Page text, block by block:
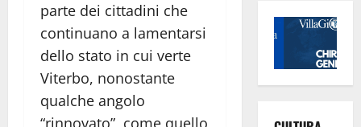
parte dei cittadini che
continuano a lamentarsi
dello stato in cui verte
Viterbo, nonostante
qualche angolo
“rinnovato”, come quello